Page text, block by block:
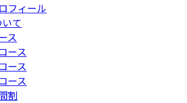
フィール
て
ス
ース
ース
ース
割